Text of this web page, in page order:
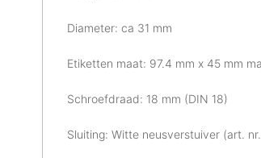
Diameter: ca 31 mm
Etiketten maat: 97.4 mm x 45 mm
Schroefdraad: 18 mm (DIN 18)
Sluiting: Witte neusverstuiver (art.